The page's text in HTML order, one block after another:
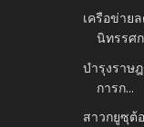
เครือข่าย
นิทรรศ
บำรุงราษ
การก...
สาวกยูซุต้